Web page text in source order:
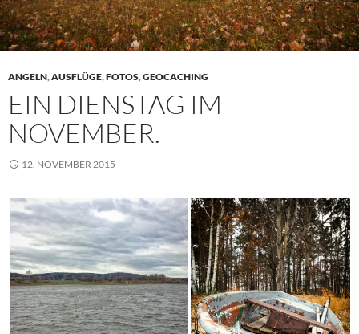
ANGELN,AUSFLÜGE,FOTOS,GEOCACHING
EIN DIENSTAG IM
NOVEMBER.
12. NOVEMBER 2015